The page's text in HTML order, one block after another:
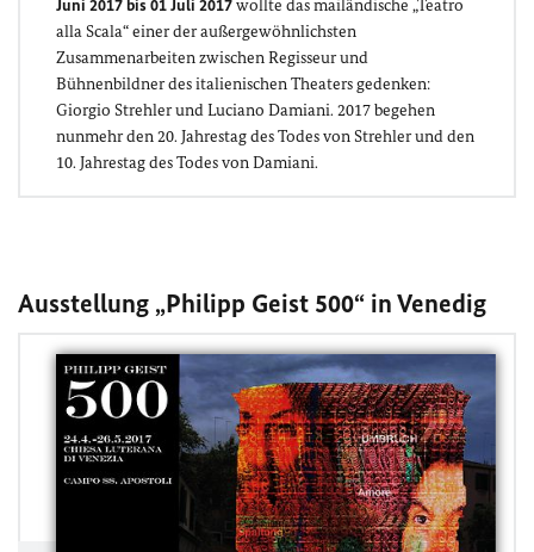
Juni 2017 bis 01 Juli 2017wollte das mailändische „Teatro
alla Scala“ einer der außergewöhnlichsten
Zusammenarbeiten zwischen Regisseur und
Bühnenbildner des italienischen Theaters gedenken:
Giorgio Strehler und Luciano Damiani. 2017 begehen
nunmehr den 20. Jahrestag des Todes von Strehler und den
10. Jahrestag des Todes von Damiani.
Ausstellung „Philipp Geist 500“ in Venedig